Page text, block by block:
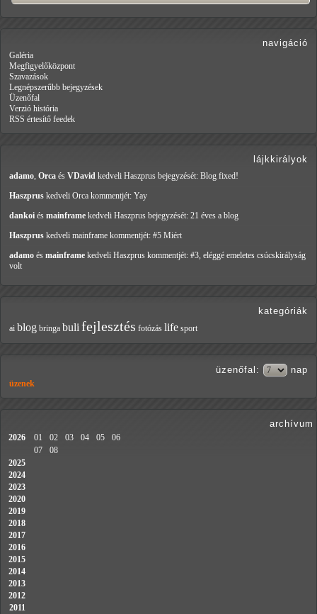
navigáció
Galéria
Megfigyelőközpont
Szavazások
Legnépszerűbb bejegyzések
Üzenőfal
Verzió história
RSS értesítő feedek
lájkkirályok
adamo, Orca és VDavid kedveli Haszprus bejegyzését: Blog fixed!
Haszprus kedveli Orca kommentjét: Yay
dankoi és mainframe kedveli Haszprus bejegyzését: 21 éves a blog
Haszprus kedveli mainframe kommentjét: #5 Miért
adamo és mainframe kedveli Haszprus kommentjét: #3, eléggé emeletes csúcskirályság
volt
kategóriák
ai blog bringa bulifejlesztés fotózás life sport
üzenőfal : nap
üzenek
archívum
2026 01 02 03 04 05
06
07
08
2025
2024
2023
2020
2019
2018
2017
2016
2015
2014
2013
2012
2011